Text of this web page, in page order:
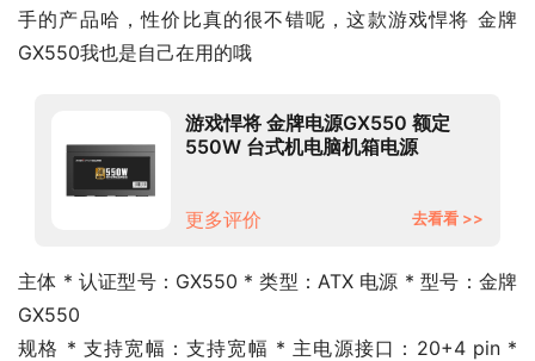
手的产品哈，性价比真的很不错呢，这款游戏悍将 金牌
GX550我也是自己在用的哦
游戏悍将 金牌电源GX550 额定
550W 台式机电脑机箱电源
更多评价
去看看 >>
主体 * 认证型号：GX550 * 类型：ATX 电源 * 型号：金牌
GX550
规格 * 支持宽幅：支持宽幅 * 主电源接口：20+4 pin *